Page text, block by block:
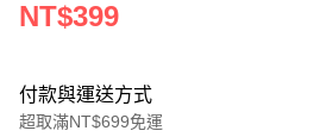
NT$399
付款與運送方式
超取滿NT$699免運